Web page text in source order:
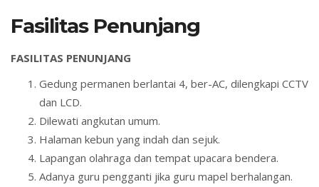
Fasilitas Penunjang
FASILITAS PENUNJANG
Gedung permanen berlantai 4, ber-AC, dilengkapi CCTV
dan LCD.
Dilewati angkutan umum.
Halaman kebun yang indah dan sejuk.
Lapangan olahraga dan tempat upacara bendera.
Adanya guru pengganti jika guru mapel berhalangan.